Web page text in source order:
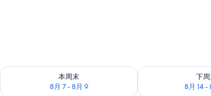
本周末
8月 7 - 8月 9
查看本周末的空房情况：8月 7 - 8月 9
下
8月 14 -
查看下周末的空房情